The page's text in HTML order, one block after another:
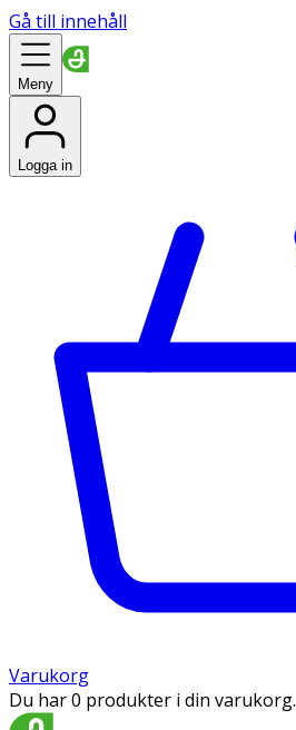
Gå till innehåll
Meny
Logga in
Varukorg
Du har 0 produkter i din varukorg.